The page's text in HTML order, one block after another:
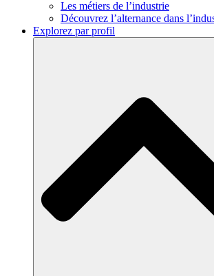
Les métiers de l’industrie
Découvrez l’alternance dans
Explorez par profil